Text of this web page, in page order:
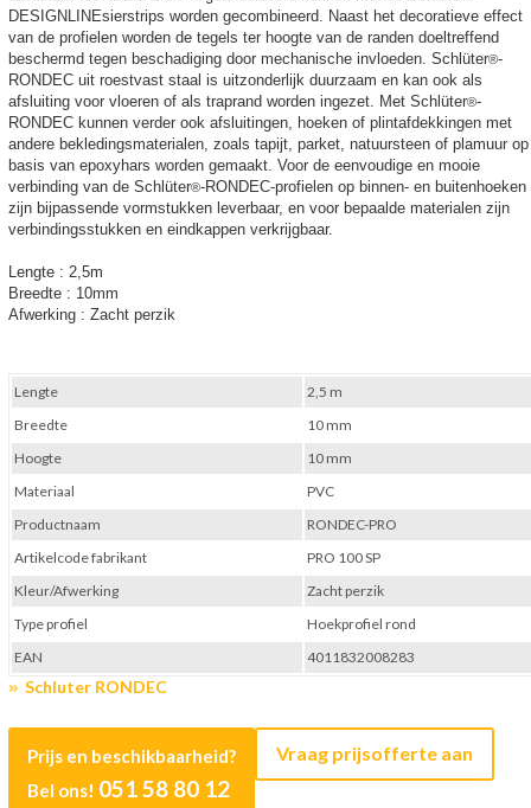
DESIGNLINEsierstrips worden gecombineerd. Naast het decoratieve effect
van de profielen worden de tegels ter hoogte van de randen doeltreffend
beschermd tegen beschadiging door mechanische invloeden. Schlüter®-
RONDEC uit roestvast staal is uitzonderlijk duurzaam en kan ook als
afsluiting voor vloeren of als traprand worden ingezet. Met Schlüter®-
RONDEC kunnen verder ook afsluitingen, hoeken of plintafdekkingen met
andere bekledingsmaterialen, zoals tapijt, parket, natuursteen of plamuur op
basis van epoxyhars worden gemaakt. Voor de eenvoudige en mooie
verbinding van de Schlüter®-RONDEC-profielen op binnen- en buitenhoeken
zijn bijpassende vormstukken leverbaar, en voor bepaalde materialen zijn
verbindingsstukken en eindkappen verkrijgbaar.
Lengte : 2,5m
Breedte : 10mm
Afwerking : Zacht perzik
Schluter RONDEC
Prijs en beschikbaarheid?
Bel ons! 051 58 80 12
Vraag prijsofferte aan
Lengte
2,5 m
Breedte
10 mm
Hoogte
10 mm
Materiaal
PVC
Productnaam
RONDEC-PRO
Artikelcode fabrikant
PRO 100 SP
Kleur/Afwerking
Zacht perzik
Type profiel
Hoekprofiel rond
EAN
4011832008283